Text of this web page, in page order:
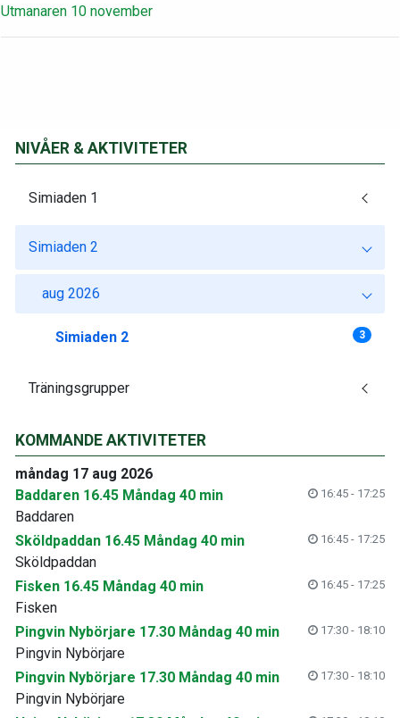
Utmanaren 10 november
NIVÅER & AKTIVITETER
Simiaden 1
Simiaden 2
aug 2026
Simiaden 2 3
Träningsgrupper
KOMMANDE AKTIVITETER
måndag 17 aug 2026
Baddaren 16.45 Måndag 40 min
16:45 - 17:25
Baddaren
Sköldpaddan 16.45 Måndag 40 min
16:45 - 17:25
Sköldpaddan
Fisken 16.45 Måndag 40 min
16:45 - 17:25
Fisken
Pingvin Nybörjare 17.30 Måndag 40 min
17:30 - 18:10
Pingvin Nybörjare
Pingvin Nybörjare 17.30 Måndag 40 min
17:30 - 18:10
Pingvin Nybörjare